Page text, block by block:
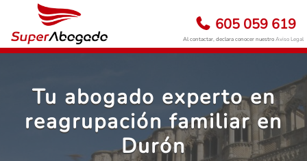
605 059 619
Al contactar, declara conocer nuestroAviso Legal
Tu abogado experto en
reagrupación familiar en
Durón